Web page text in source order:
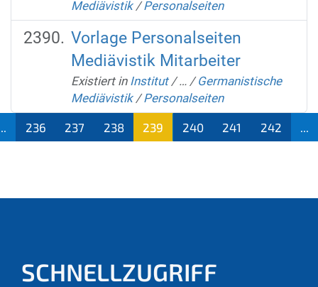
Mediävistik /Personalseiten
Vorlage Personalseiten
Mediävistik Mitarbeiter
Existiert in Institut /… /Germanistische
Mediävistik /Personalseiten
236 237 238
239
240 241 242
SCHNELLZUGRIFF